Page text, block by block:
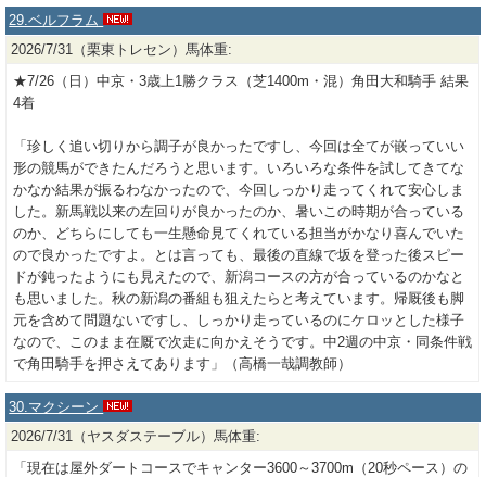
29.ベルフラム
2026/7/31（栗東トレセン）馬体重:
★7/26（日）中京・3歳上1勝クラス（芝1400m・混）角田大和騎手 結果
4着
「珍しく追い切りから調子が良かったですし、今回は全てが嵌っていい
形の競馬ができたんだろうと思います。いろいろな条件を試してきてな
かなか結果が振るわなかったので、今回しっかり走ってくれて安心しま
した。新馬戦以来の左回りが良かったのか、暑いこの時期が合っている
のか、どちらにしても一生懸命見てくれている担当がかなり喜んでいた
ので良かったですよ。とは言っても、最後の直線で坂を登った後スピー
ドが鈍ったようにも見えたので、新潟コースの方が合っているのかなと
も思いました。秋の新潟の番組も狙えたらと考えています。帰厩後も脚
元を含めて問題ないですし、しっかり走っているのにケロッとした様子
なので、このまま在厩で次走に向かえそうです。中2週の中京・同条件戦
で角田騎手を押さえてあります」（高橋一哉調教師）
30.マクシーン
2026/7/31（ヤスダステーブル）馬体重:
「現在は屋外ダートコースでキャンター3600～3700m（20秒ペース）の